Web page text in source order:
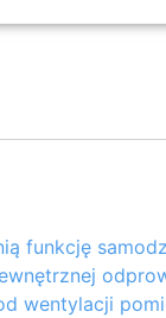
funkcję
wentylacji